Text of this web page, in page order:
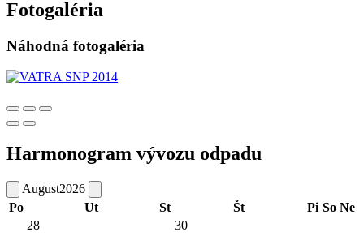
Fotogaléria
Náhodná fotogaléria
Harmonogram vývozu odpadu
August2026
Po
Ut St Št Pi So Ne
28
30